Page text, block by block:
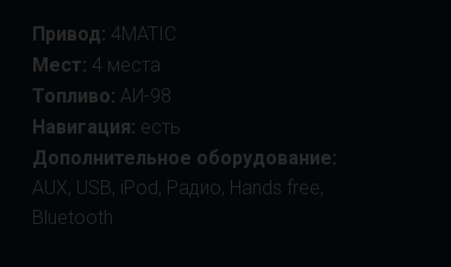
Привод: 4MATIC
Топливо: АИ-98
Дополнительное оборудование:
AUX, USB, iPod, Радио, Hands free,
Bluetooth
Навигация: есть
Мест: 4 места